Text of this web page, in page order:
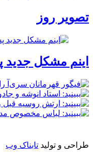
تصویر روز
اینم مشکل
طراحی و تولید تابناک وب